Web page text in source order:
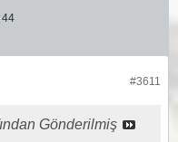
44
#3611
Gönderilmiş